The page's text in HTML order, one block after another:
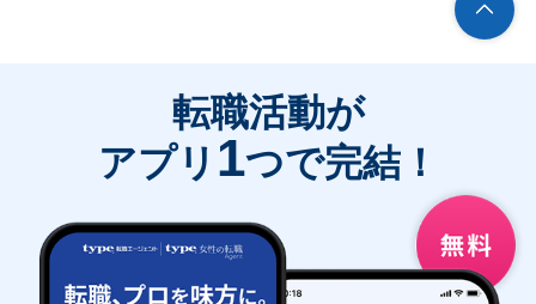
転職活動が
アプリ 1つで完結！